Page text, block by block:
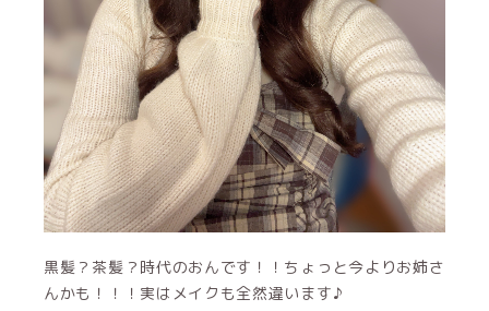
黒髪？茶髪？時代のおんです！！ちょっと今よりお姉さ
んかも！！！実はメイクも全然違います♪